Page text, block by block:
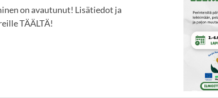
on avautunut! Lisätiedot ja
TÄÄLTÄ!